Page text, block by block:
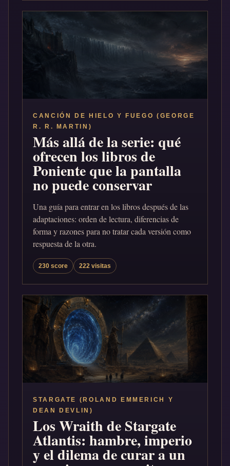
CANCIÓN DE HIELO Y FUEGO (GEORGE
R. R. MARTIN)
Más allá de la serie: qué
ofrecen los libros de
Poniente que la pantalla
no puede conservar
Una guía para entrar en los libros después de las
adaptaciones: orden de lectura, diferencias de
forma y razones para no tratar cada versión como
respuesta de la otra.
230 score 222 visitas
STARGATE (ROLAND EMMERICH Y
DEAN DEVLIN)
Los Wraith de Stargate
Atlantis: hambre, imperio
y el dilema de curar a un